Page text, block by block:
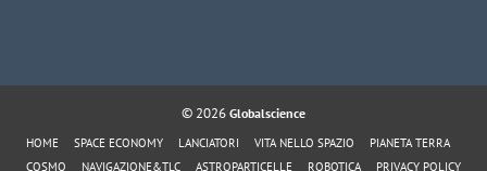
© 2026 Globalscience
HOME SPACE ECONOMY LANCIATORI VITA NELLO SPAZIO
PIANETA TERRA
COSMO
NAVIGAZIONE&TLC ASTROPARTICELLE ROBOTICA PRIVACY POLICY